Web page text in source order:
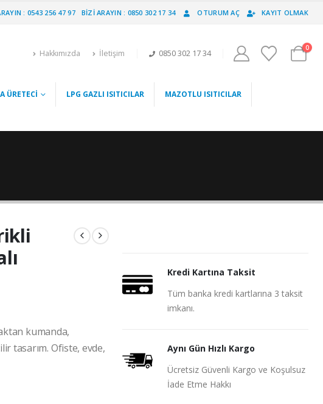
: 0543 256 47 97 BIZI ARAYIN : 0850 302 17 34 OTURUM AÇ KAYIT OLMAK
Hakkımızda İletişim 0850 302 17 34
0
ÜRETECI LPG GAZLI ISITICILAR MAZOTLU ISITICILAR
kumanda,
tasarım. Ofiste, evde,
Kredi Kartına Taksit
Tüm banka kredi kartlarına 3 taksit
imkanı.
Aynı Gün Hızlı Kargo
Ücretsiz Güvenli Kargo ve Koşulsuz
İade Etme Hakkı